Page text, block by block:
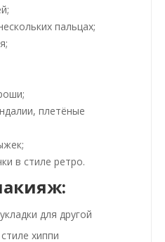
пальцах;
плетёные
в стиле ретро.
для другой
хиппи